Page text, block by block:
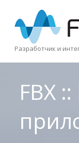
КОМПАНИЯ
ПРОДУКТЫ
ВОЗМОЖНОСТИ
Разработчик и
FBX